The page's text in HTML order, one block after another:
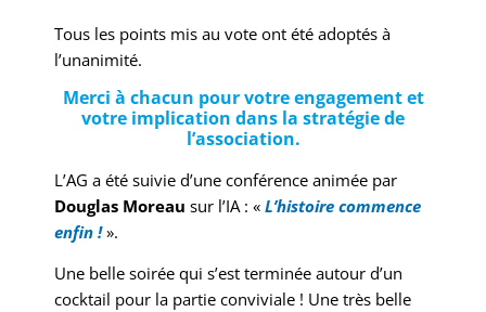
Tous les points mis au vote ont été adoptés à
l’unanimité.
Merci à chacun pour votre engagement et
votre implication dans la stratégie de
l’association.
L’AG a été suivie d’une conférence animée par
Douglas Moreau sur l’IA : « L’histoire commence
enfin ! ».
Une belle soirée qui s’est terminée autour d’un
cocktail pour la partie conviviale ! Une très belle